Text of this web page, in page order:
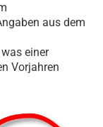
aus dem
einer
Vorjahren